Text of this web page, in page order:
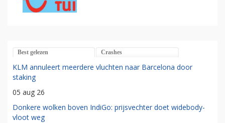
Best gelezen Crashes
KLM annuleert meerdere vluchten naar Barcelona door
staking
05 aug 26
Donkere wolken boven IndiGo: prijsvechter doet widebody-
vloot weg